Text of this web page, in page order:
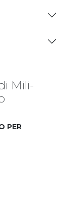
Mili-
PER